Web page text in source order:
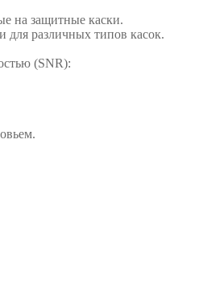
на защитные каски.
для различных типов касок.
(SNR):